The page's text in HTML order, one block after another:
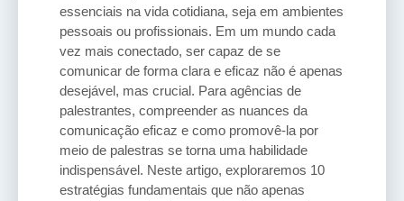
essenciais na vida cotidiana, seja em ambientes
pessoais ou profissionais. Em um mundo cada
vez mais conectado, ser capaz de se
comunicar de forma clara e eficaz não é apenas
desejável, mas crucial. Para agências de
palestrantes, compreender as nuances da
comunicação eficaz e como promovê-la por
meio de palestras se torna uma habilidade
indispensável. Neste artigo, exploraremos 10
estratégias fundamentais que não apenas